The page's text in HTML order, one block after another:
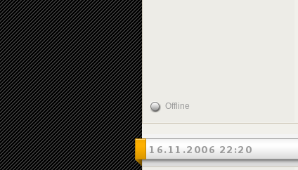
Offline
16.11.2006 22:20